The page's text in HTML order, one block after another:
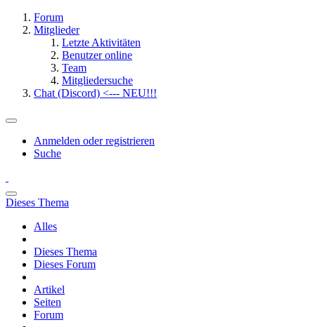
Forum
Mitglieder
Letzte Aktivitäten
Benutzer online
Team
Mitgliedersuche
Chat (Discord) <--- NEU!!!
Anmelden oder registrieren
Suche
Dieses Thema
Alles
Dieses Thema
Dieses Forum
Artikel
Seiten
Forum